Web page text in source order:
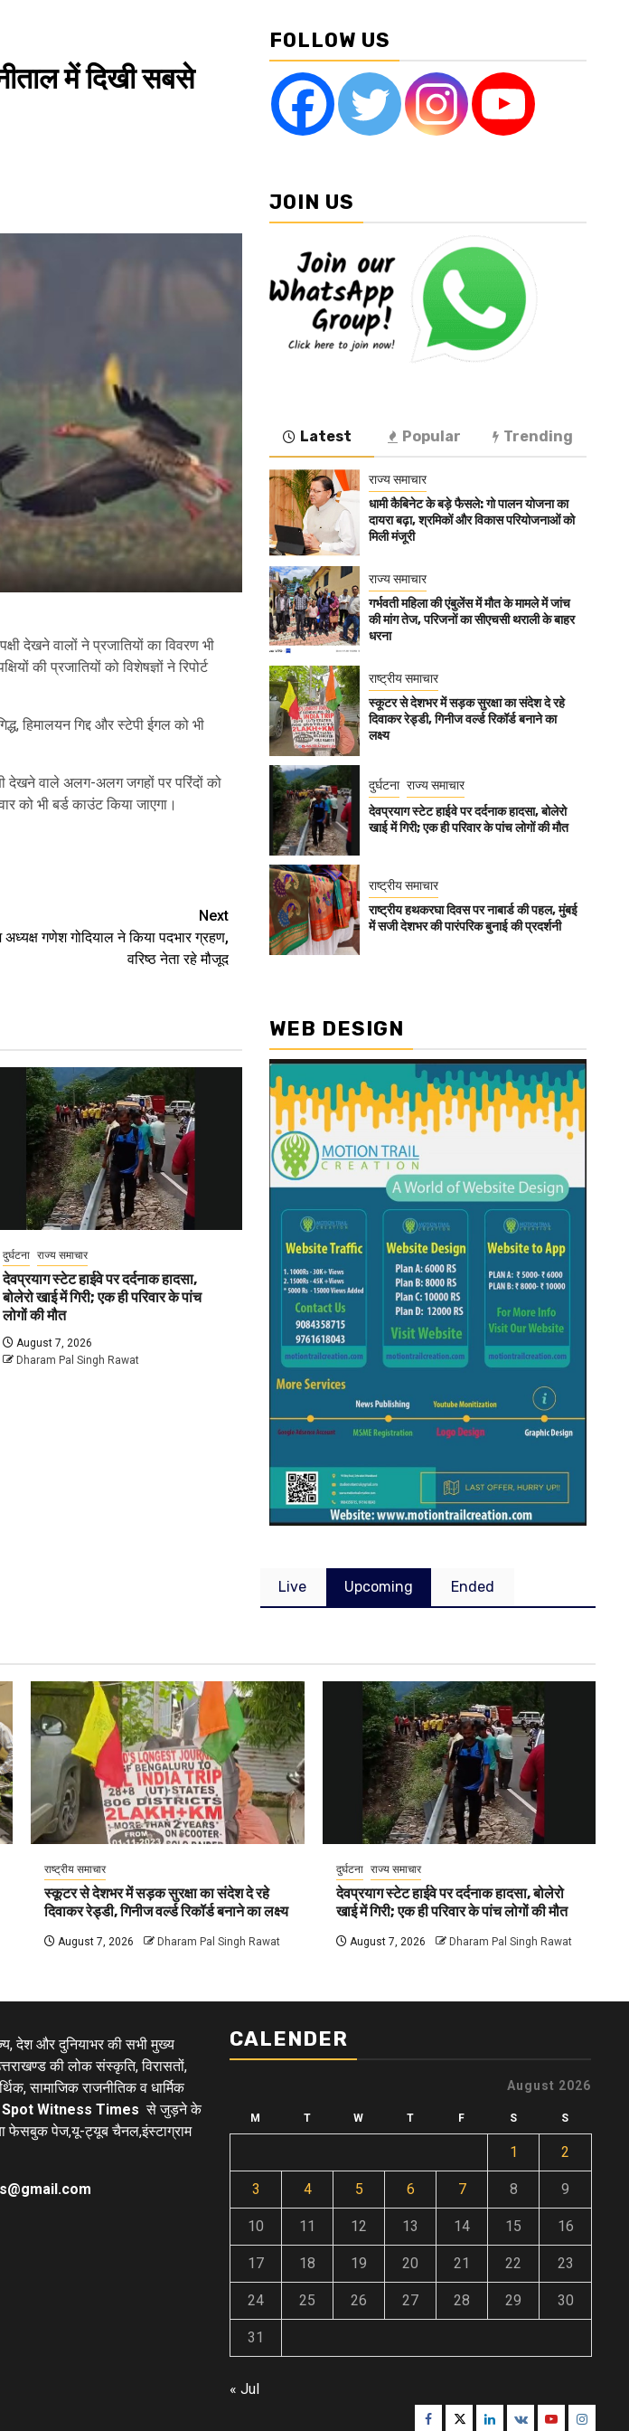
में दिखी सबसे
देखने वालों ने प्रजातियों का विवरण भी
की प्रजातियों को विशेषज्ञों ने रिपोर्ट
हिमालयन गिद्द और स्टेपी ईगल को भी
देखने वाले अलग-अलग जगहों पर परिंदों को
भी बर्ड काउंट किया जाएगा।
Next
गणेश गोदियाल ने किया पदभार ग्रहण,
वरिष्ठ नेता रहे मौजूद
दुर्घटना राज्य समाचार
देवप्रयाग स्टेट हाईवे पर दर्दनाक हादसा,
बोलेरो खाई में गिरी; एक ही परिवार के पांच
लोगों की मौत
August 7, 2026
Dharam Pal Singh Rawat
FOLLOW US
JOIN US
Latest Popular Trending
राज्य समाचार
धामी कैबिनेट के बड़े फैसले: गो पालन योजना का
दायरा बढ़ा, श्रमिकों और विकास परियोजनाओं को
मिली मंजूरी
राज्य समाचार
गर्भवती महिला की एंबुलेंस में मौत के मामले में जांच
की मांग तेज, परिजनों का सीएचसी थराली के बाहर
धरना
राष्ट्रीय समाचार
स्कूटर से देशभर में सड़क सुरक्षा का संदेश दे रहे
दिवाकर रेड्डी, गिनीज वर्ल्ड रिकॉर्ड बनाने का
लक्ष्य
दुर्घटना राज्य समाचार
देवप्रयाग स्टेट हाईवे पर दर्दनाक हादसा, बोलेरो
खाई में गिरी; एक ही परिवार के पांच लोगों की मौत
राष्ट्रीय समाचार
राष्ट्रीय हथकरघा दिवस पर नाबार्ड की पहल, मुंबई
में सजी देशभर की पारंपरिक बुनाई की प्रदर्शनी
WEB DESIGN
Live Upcoming Ended
राष्ट्रीय समाचार
स्कूटर से देशभर में सड़क सुरक्षा का संदेश दे रहे
दिवाकर रेड्डी, गिनीज वर्ल्ड रिकॉर्ड बनाने का लक्ष्य
August 7, 2026 Dharam Pal Singh Rawat
दुर्घटना राज्य समाचार
देवप्रयाग स्टेट हाईवे पर दर्दनाक हादसा, बोलेरो
खाई में गिरी; एक ही परिवार के पांच लोगों की मौत
August 7, 2026 Dharam Pal Singh Rawat
देश और दुनियाभर की सभी मुख्य
की लोक संस्कृति, विरासतों,
सामाजिक राजनीतिक व धार्मिक
Spot Witness Times से जुड़ने के
फेसबुक पेज,यू-ट्यूब चैनल,इंस्टाग्राम
CALENDER
August 2026
M T W T F S S
1 2
3 4 5 6 7 8 9
10 11 12 13 14 15 16
17 18 19 20 21 22 23
24 25 26 27 28 29 30
31
« Jul
Facebook
TwitterLinkedin
VK Youtube